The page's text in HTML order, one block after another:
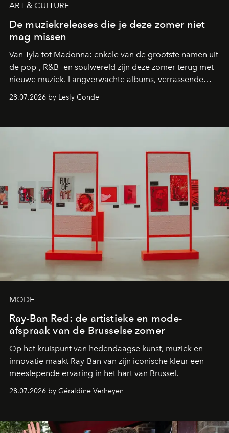
ART & CULTURE
De muziekreleases die je deze zomer niet
mag missen
Van Tyla tot Madonna: enkele van de grootste namen uit
de pop-, R&B- en soulwereld zijn deze zomer terug met
nieuwe muziek. Langverwachte albums, verrassende
comebacks en veelbelovende nieuwe projecten: dit zijn
de releases die je niet mag missen.
28.07.2026 by Lesly Conde
MODE
Ray-Ban Red: de artistieke en mode-
afspraak van de Brusselse zomer
Op het kruispunt van hedendaagse kunst, muziek en
innovatie maakt Ray-Ban van zijn iconische kleur een
meeslepende ervaring in het hart van Brussel.
28.07.2026 by Géraldine Verheyen